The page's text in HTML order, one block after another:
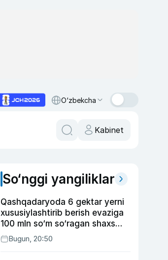
O‘zbekcha
Kabinet
So‘nggi yangiliklar
Qashqadaryoda 6 gektar yerni
xususiylashtirib berish evaziga
100 mln so‘m so‘ragan shaxs
ushlandi
Bugun, 20:50